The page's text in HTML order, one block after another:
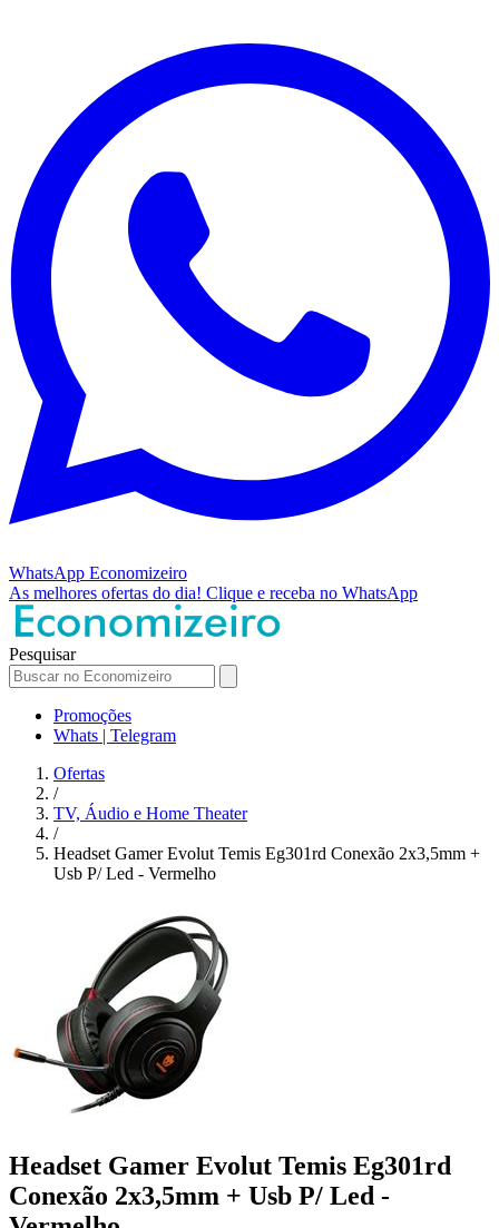
WhatsApp Economizeiro
As melhores ofertas do dia! Clique e receba no WhatsApp
Pesquisar
Promoções
Whats | Telegram
Ofertas
/
TV, Áudio e Home Theater
/
Headset Gamer Evolut Temis Eg301rd Conexão 2x3,5mm +
Usb P/ Led - Vermelho
Headset Gamer Evolut Temis Eg301rd
Conexão 2x3,5mm + Usb P/ Led -